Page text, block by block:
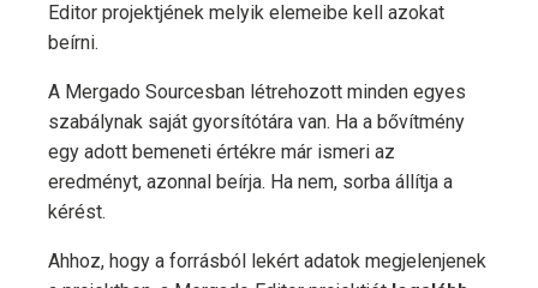
Editor projektjének melyik elemeibe kell azokat
beírni.
A Mergado Sourcesban létrehozott minden egyes
szabálynak saját gyorsítótára van. Ha a bővítmény
egy adott bemeneti értékre már ismeri az
eredményt, azonnal beírja. Ha nem, sorba állítja a
kérést.
Ahhoz, hogy a forrásból lekért adatok megjelenjenek